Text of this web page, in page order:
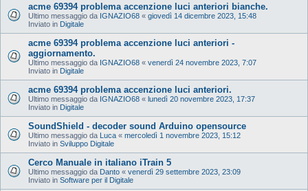
acme 69394 problema accenzione luci anteriori bianche.
Ultimo messaggio da IGNAZIO68 « giovedì 14 dicembre 2023, 15:48
Inviato in Digitale
acme 69394 problema accenzione luci anteriori -
aggiornamento.
Ultimo messaggio da IGNAZIO68 « venerdì 24 novembre 2023, 7:07
Inviato in Digitale
acme 69394 problema accenzione luci anteriori.
Ultimo messaggio da IGNAZIO68 « lunedì 20 novembre 2023, 17:37
Inviato in Digitale
SoundShield - decoder sound Arduino opensource
Ultimo messaggio da Luca « mercoledì 1 novembre 2023, 15:12
Inviato in Sviluppo Digitale
Cerco Manuale in italiano iTrain 5
Ultimo messaggio da Danto « venerdì 29 settembre 2023, 23:09
Inviato in Software per il Digitale